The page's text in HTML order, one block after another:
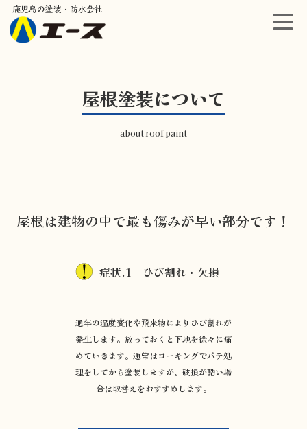
鹿児島の塗装・防水会社
屋根塗装について
about roof paint
屋根は建物の中で最も傷みが早い部分です！
症状.1 ひび割れ・欠損
通年の温度変化や飛来物によりひび割れが
発生します。放っておくと下地を徐々に痛
めていきます。通常はコーキングでパテ処
理をしてから塗装しますが、破損が酷い場
合は取替えをおすすめします。